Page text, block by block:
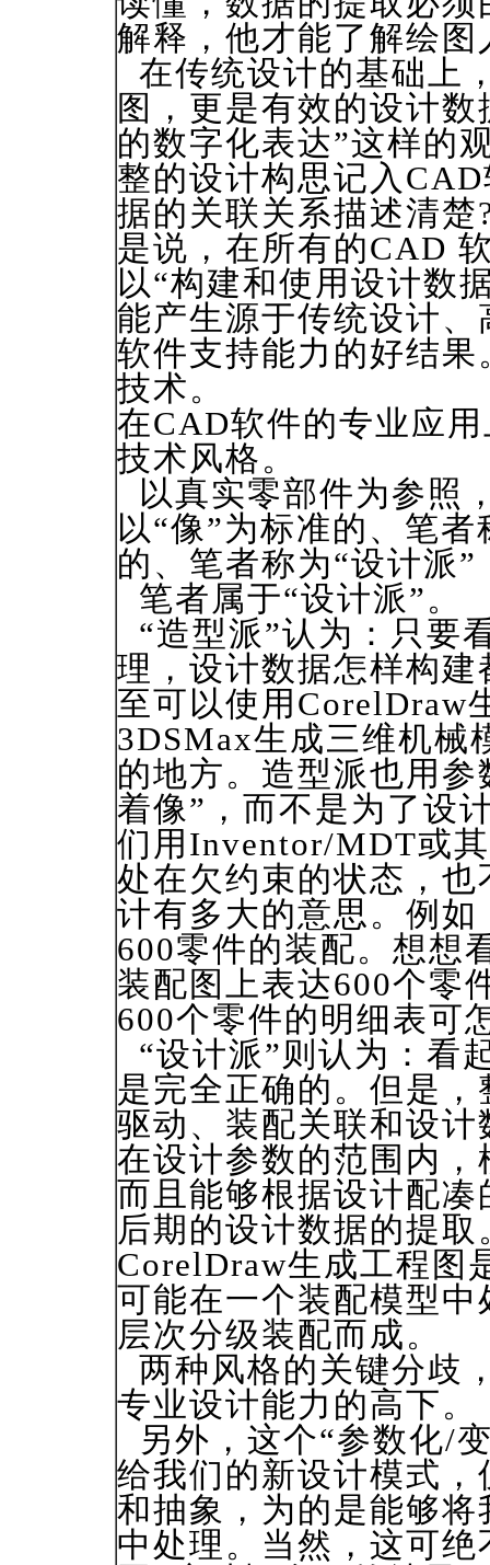
解释，他才能了解绘图
在传统设计的基础上
图，更是有效的设计
的数字化表达”这样的
整的设计构思记入
据的关联关系描述清
是说，在所有的CAD
以“构建和使用设计数
能产生源于传统设计
软件支持能力的好结
技术。
在CAD软件的专业应
技术风格。
以真实零部件为参照
以“像”为标准的、笔
的、笔者称为“设计派”
笔者属于“设计派”。
“造型派”认为：只要
理，设计数据怎样构
至可以使用CorelDraw
3DSMax生成三维机械
的地方。造型派也用
着像”，而不是为了设
们用Inventor/MDT或
处在欠约束的状态，
计有多大的意思。例
600零件的装配。想想
装配图上表达600个零
600个零件的明细表可
“设计派”则认为：看
是完全正确的。但是
驱动、装配关联和设
在设计参数的范围内，
而且能够根据设计配
后期的设计数据的提
CorelDraw生成工程图
可能在一个装配模型
层次分级装配而成。
两种风格的关键分歧
专业设计能力的高下。
另外，这个“参数化/
给我们的新设计模式
和抽象，为的是能够
中处理。当然，这可